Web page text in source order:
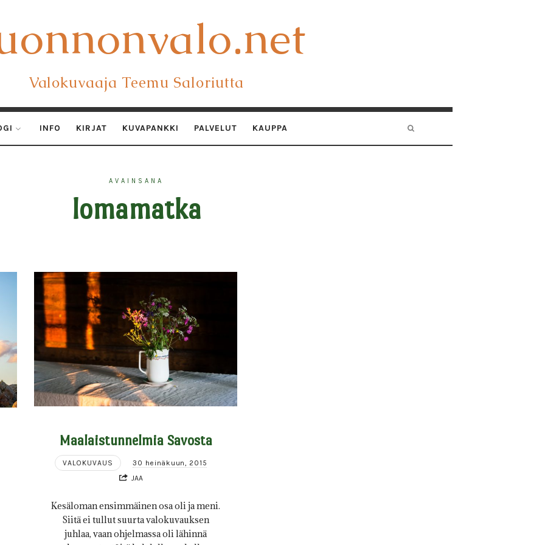
Valokuvaaja Teemu Saloriutta
INFO KIRJAT KUVAPANKKI PALVELUT KAUPPA
AVAINSANA
lomamatka
Maalaistunnelmia Savosta
VALOKUVAUS
30 heinäkuun, 2015
JAA
Kesäloman ensimmäinen osa oli ja meni.
Siitä ei tullut suurta valokuvauksen
juhlaa, vaan ohjelmassa oli lähinnä